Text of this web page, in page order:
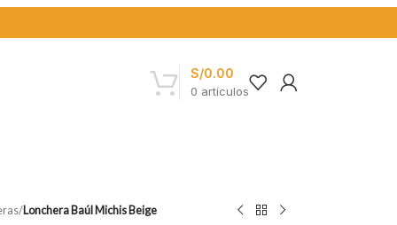
0 artículos
S/0.00
/Lonchera Baúl Michis Beige